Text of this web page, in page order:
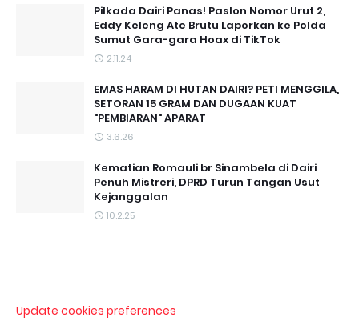
Pilkada Dairi Panas! Paslon Nomor Urut 2,
Eddy Keleng Ate Brutu Laporkan ke Polda
Sumut Gara-gara Hoax di TikTok
2.11.24
EMAS HARAM DI HUTAN DAIRI? PETI MENGGILA,
SETORAN 15 GRAM DAN DUGAAN KUAT
"PEMBIARAN" APARAT
3.6.26
Kematian Romauli br Sinambela di Dairi
Penuh Mistreri, DPRD Turun Tangan Usut
Kejanggalan
10.2.25
Update cookies preferences